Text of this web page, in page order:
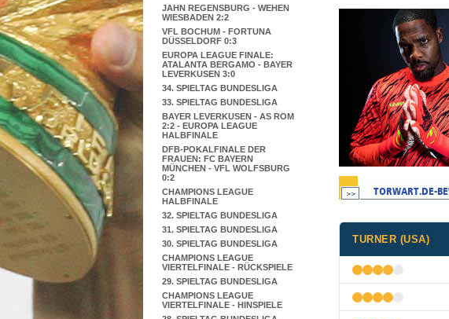
JAHN REGENSBURG - WEHEN
WIESBADEN 2:2
VFL BOCHUM - FORTUNA
DÜSSELDORF 0:3
EUROPA LEAGUE FINALE:
ATALANTA BERGAMO - BAYER
LEVERKUSEN 3:0
34. SPIELTAG BUNDESLIGA
33. SPIELTAG BUNDESLIGA
BAYER LEVERKUSEN - AS ROM
2:2 - EUROPA LEAGUE
HALBFINALE
DFB-POKALFINALE DER
FRAUEN: FC BAYERN
MÜNCHEN - VFL WOLFSBURG
0:2
CHAMPIONS LEAGUE
HALBFINALE
32. SPIELTAG BUNDESLIGA
31. SPIELTAG BUNDESLIGA
30. SPIELTAG BUNDESLIGA
CHAMPIONS LEAGUE
VIERTELFINALE - RÜCKSPIELE
29. SPIELTAG BUNDESLIGA
CHAMPIONS LEAGUE
VIERTELFINALE - HINSPIELE
TURNER (USA)